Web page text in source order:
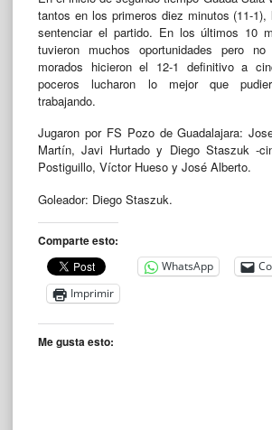
tantos en los primeros diez minutos (11-
sentenciar el partido. En los últimos 10
tuvieron muchos oportunidades pero
morados hicieron el 12-1 definitivo a
poceros lucharon lo mejor que
trabajando.
Jugaron por FS Pozo de Guadalajara:
Martín, Javi Hurtado y Diego Staszuk -
Postiguillo, Víctor Hueso y José Alberto.
Goleador: Diego Staszuk.
Comparte esto:
WhatsApp
Imprimir
Me gusta esto: